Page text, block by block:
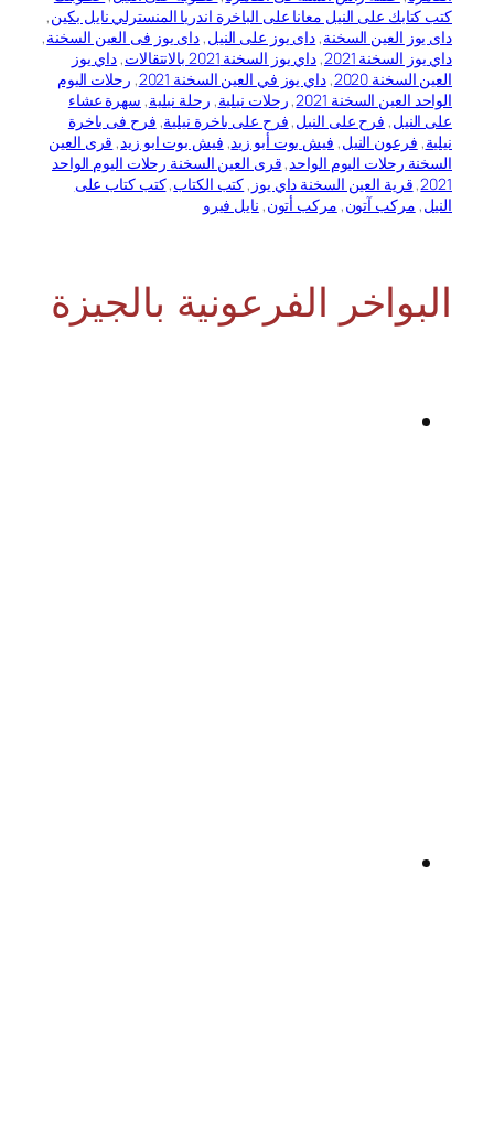
كتب كتابك على النيل معانا على الباخرة اندريا المنسترلي نايل بكين,
داى يوز العين السخنة, داى يوز على النيل, داى يوز فى العين السخنة,
داي يوز السخنة 2021
, داي يوز السخنة 2021 بالانتقالات , داي يوز
العين السخنة 2020
, داي يوز في العين السخنة 2021 , رحلات اليوم
الواحد العين السخنة 2021
, رحلات نيلية, رحلة نيلية, سهرة عشاء
على النيل, فرح على النيل, فرح على باخرة نيلية, فرح فى باخرة
نيلية, فرعون النيل, فيش بوت أبو زيد, فيش بوت ابو زيد, قرى العين
السخنة رحلات اليوم الواحد, قرى العين السخنة رحلات اليوم الواحد
2021
, قرية العين السخنة داي يوز , كتب الكتاب, كتب كتاب على
النيل, مركب آتون, مركب أتون, نايل فيرو
البواخر الفرعونية بالجيزة